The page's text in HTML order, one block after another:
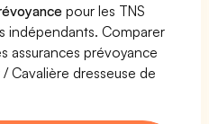
pour les TNS
indépendants. Comparer
assurances prévoyance
Cavalière dresseuse de